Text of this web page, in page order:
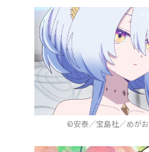
©安泰／宝島社／めが